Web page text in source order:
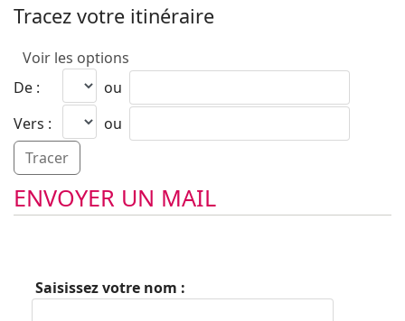
Tracez votre itinéraire
Voir les options
De :
ou
Vers :
ou
ENVOYER UN MAIL
Saisissez votre nom :